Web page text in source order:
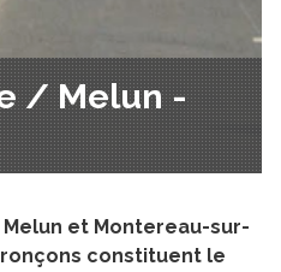
/ Melun -
et Montereau-sur-
constituent le